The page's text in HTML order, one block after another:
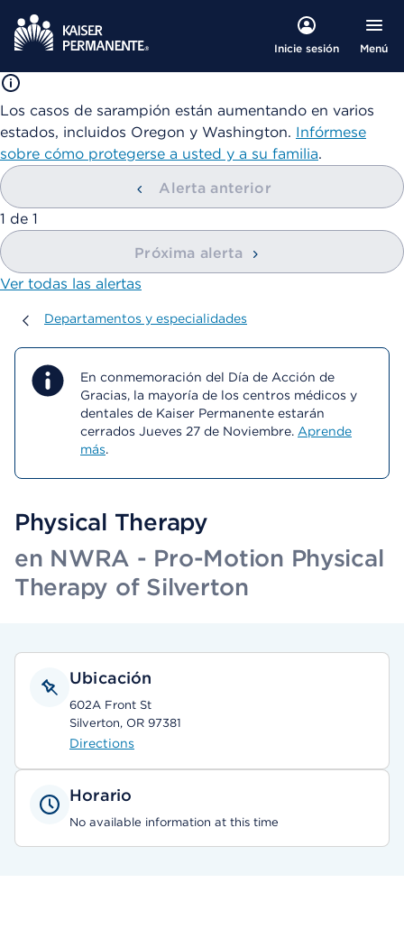
Inicie sesión Menú
Los casos de sarampión están aumentando en varios
estados, incluidos Oregon y Washington. Infórmese
sobre cómo protegerse a usted y a su familia.
Alerta anterior
mostrando
1 de 1
Próxima alerta
Ver todas las alertas
Departamentos y especialidades
Departamentos y especialidades
En conmemoración del Día de Acción de
Gracias, la mayoría de los centros médicos y
dentales de Kaiser Permanente estarán
cerrados Jueves 27 de Noviembre. Aprende
más.
Physical Therapy
en NWRA - Pro-Motion Physical
Therapy of Silverton
Ubicación
602A Front St
Silverton, OR 97381
Directions
Horario
No available information at this time